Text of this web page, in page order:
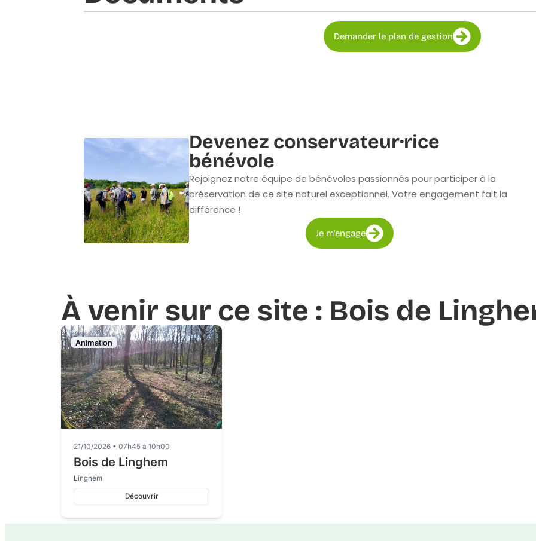
Demander le plan de gestion
Devenez conservateur·rice
bénévole
Rejoignez notre équipe de bénévoles passionnés pour participer à la
préservation de ce site naturel exceptionnel. Votre engagement fait la
différence !
Je m'engage
À venir sur ce site : Bois de
Animation
21/10/2026 • 07h45 à 10h00
Bois de Linghem
Linghem
Découvrir